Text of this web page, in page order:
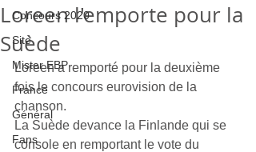
Concours 2020
Site
Mister EBP
France
Général
Fans
Loreen l'emporte pour la
Suède
Loreen a remporté pour la deuxième
fois le concours eurovision de la
chanson.
La Suède devance la Finlande qui se
console en remportant le vote du